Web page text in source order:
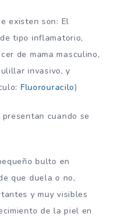
existen son: El
tipo inflamatorio,
de mama masculino,
invasivo, y
Fluorouracilo)
cuando se
bulto en
que duela o no,
y muy visibles
de la piel en